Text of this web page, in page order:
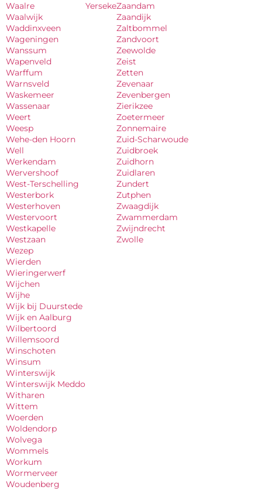
Waalre
Waalwijk
Waddinxveen
Wageningen
Wanssum
Wapenveld
Warffum
Warnsveld
Waskemeer
Wassenaar
Weert
Weesp
Wehe-den Hoorn
Well
Werkendam
Wervershoof
West-Terschelling
Westerbork
Westerhoven
Westervoort
Westkapelle
Westzaan
Wezep
Wierden
Wieringerwerf
Wijchen
Wijhe
Wijk bij Duurstede
Wijk en Aalburg
Wilbertoord
Willemsoord
Winschoten
Winsum
Winterswijk
Winterswijk Meddo
Witharen
Wittem
Woerden
Woldendorp
Wolvega
Wommels
Workum
Wormerveer
Woudenberg
YersekeZaandam
Zaandijk
Zaltbommel
Zandvoort
Zeewolde
Zeist
Zetten
Zevenaar
Zevenbergen
Zierikzee
Zoetermeer
Zonnemaire
Zuid-Scharwoude
Zuidbroek
Zuidhorn
Zuidlaren
Zundert
Zutphen
Zwaagdijk
Zwammerdam
Zwijndrecht
Zwolle